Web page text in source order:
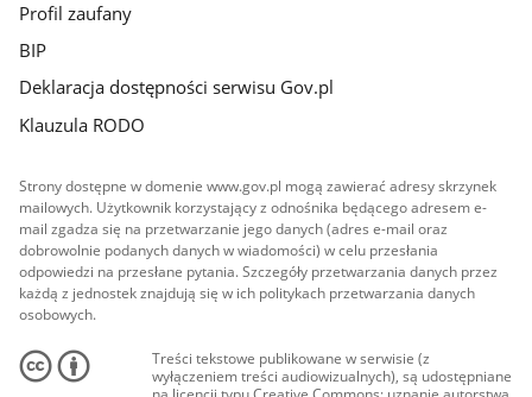
Profil zaufany
BIP
Deklaracja dostępności serwisu Gov.pl
Klauzula RODO
Strony dostępne w domenie www.gov.pl mogą zawierać adresy skrzynek
mailowych. Użytkownik korzystający z odnośnika będącego adresem e-
mail zgadza się na przetwarzanie jego danych (adres e-mail oraz
dobrowolnie podanych danych w wiadomości) w celu przesłania
odpowiedzi na przesłane pytania. Szczegóły przetwarzania danych przez
każdą z jednostek znajdują się w ich politykach przetwarzania danych
osobowych.
Treści tekstowe publikowane w serwisie (z
wyłączeniem treści audiowizualnych), są udostępniane